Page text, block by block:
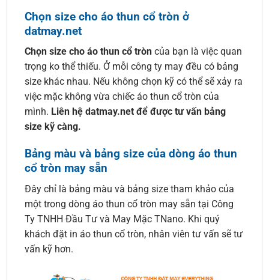
Chọn size cho áo thun cổ tròn ở
datmay.net
Chọn size cho áo thun cổ tròn của bạn là việc quan
trọng ko thể thiếu. Ở mỗi công ty may đều có bảng
size khác nhau. Nếu không chọn kỹ có thể sẽ xảy ra
việc mặc không vừa chiếc áo thun cổ tròn của
mình. Liên hệ datmay.net để được tư vấn bảng
size kỹ càng.
Bảng màu và bảng size của dòng áo thun
cổ tròn may sẵn
Đây chỉ là bảng màu và bảng size tham khảo của
một trong dòng áo thun cổ tròn may sẵn tại Công
Ty TNHH Đầu Tư và May Mặc TNano. Khi quý
khách đặt in áo thun cổ tròn, nhân viên tư vấn sẽ tư
vấn kỹ hơn.